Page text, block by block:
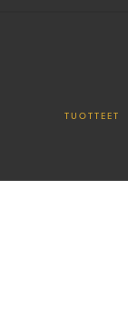
TUOTTEET